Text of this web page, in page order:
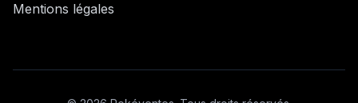
Mentions légales